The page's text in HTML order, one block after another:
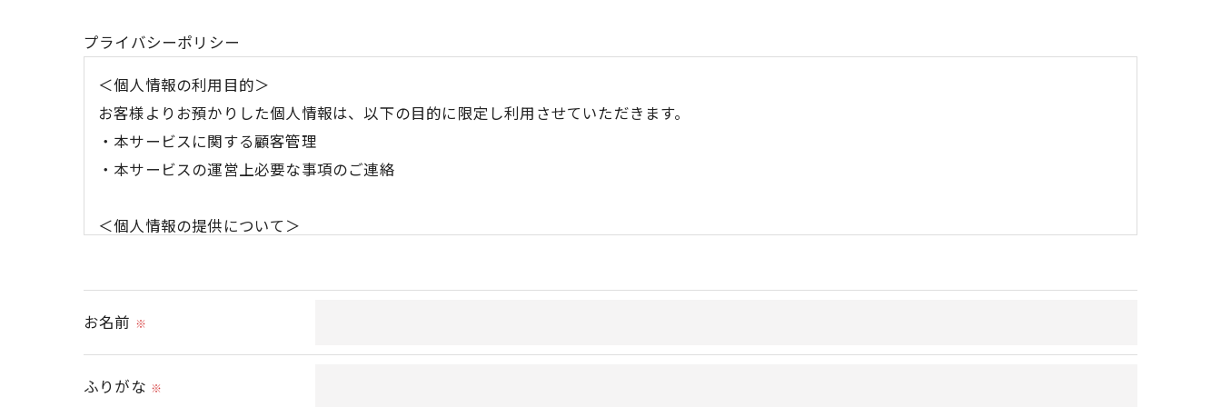
プライバシーポリシー
＜個人情報の利用目的＞
お客様よりお預かりした個人情報は、以下の目的に限定し利用させていただきます。
・本サービスに関する顧客管理
・本サービスの運営上必要な事項のご連絡
＜個人情報の提供について＞
これらの委託先に対しては個人情報保護契約等の措置をとり、適切な監督を行います。
お名前 ※
ふりがな ※